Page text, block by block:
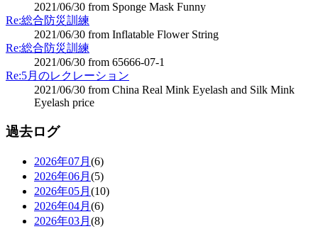
2021/06/30 from Sponge Mask Funny
Re:総合防災訓練
2021/06/30 from Inflatable Flower String
Re:総合防災訓練
2021/06/30 from 65666-07-1
Re:5月のレクレーション
2021/06/30 from China Real Mink Eyelash and Silk Mink
Eyelash price
過去ログ
2026年07月 (6)
2026年06月 (5)
2026年05月 (10)
2026年04月 (6)
2026年03月 (8)